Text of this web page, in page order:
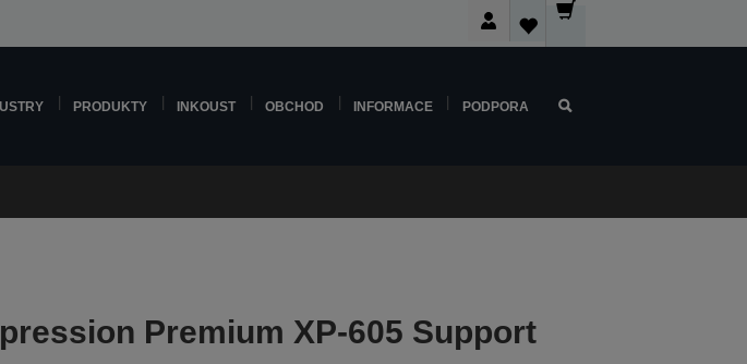
PRODUKTY INKOUST OBCHOD INFORMACE PODPORA
Premium XP-605 Support